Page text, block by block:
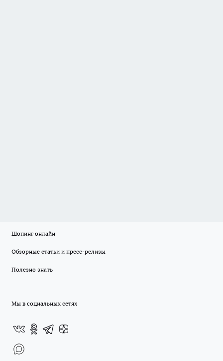
Шопинг онлайн
Обзорные статьи и пресс-релизы
Полезно знать
Мы в социальных сетях